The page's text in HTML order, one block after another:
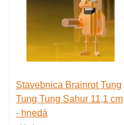
Stavebnica Brainrot Tung
Tung Tung Sahur 11,1 cm
- hnedá